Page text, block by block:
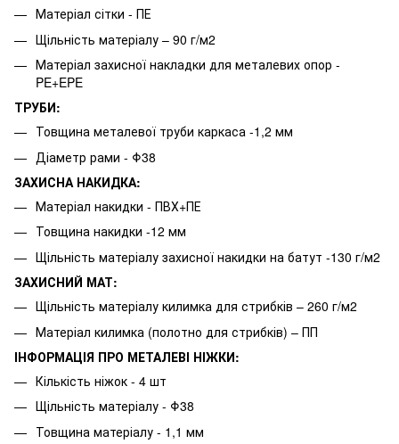
Матеріал сітки - ПЕ
Щільність матеріалу – 90 г/м2
Матеріал захисної накладки для металевих опор -
PE+EPE
ТРУБИ:
Товщина металевої труби каркаса -1,2 мм
Діаметр рами - Φ38
ЗАХИСНА НАКИДКА:
Матеріал накидки - ПВХ+ПЕ
Товщина накидки -12 мм
Щільність матеріалу захисної накидки на батут -130 г/м2
ЗАХИСНИЙ МАТ:
Щільність матеріалу килимка для стрибків – 260 г/м2
Матеріал килимка (полотно для стрибків) – ПП
ІНФОРМАЦІЯ ПРО МЕТАЛЕВІ НІЖКИ:
Кількість ніжок - 4 шт
Щільність матеріалу - Φ38
Товщина матеріалу - 1,1 мм